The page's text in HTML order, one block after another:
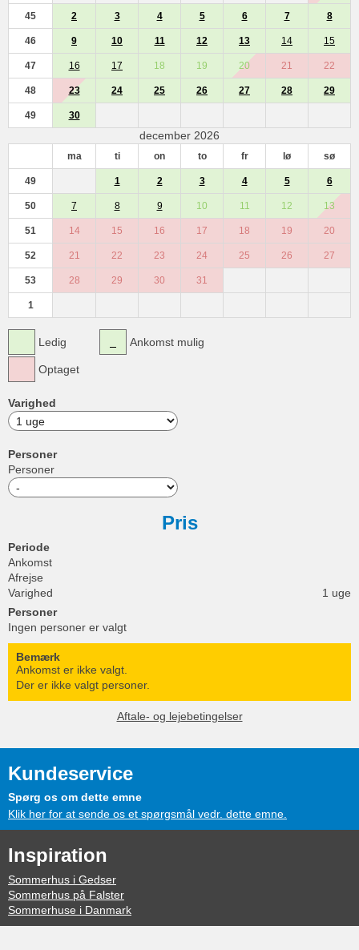
45 2 3 4 5 6 7 8
46 9 10 11 12 13 14 15
47 16 17 18 19 20 21 22
48 23 24 25 26 27 28 29
49 30
december 2026
ma ti on to fr lø sø
49 1 2 3 4 5 6
50 7 8 9 10 11 12 13
51 14 15 16 17 18 19 20
52 21 22 23 24 25 26 27
53 28 29 30 31
1
Ledig
Optaget
Ankomst mulig
Varighed
Personer
Personer
Pris
Periode
Ankomst
Afrejse
Varighed
1 uge
Personer
Ingen personer er valgt
Bemærk
Ankomst er ikke valgt.
Der er ikke valgt personer.
Aftale- og lejebetingelser
Kundeservice
Spørg os om dette emne
Klik her for at sende os et spørgsmål vedr. dette emne.
Inspiration
Sommerhus i Gedser
Sommerhus på Falster
Sommerhuse i Danmark